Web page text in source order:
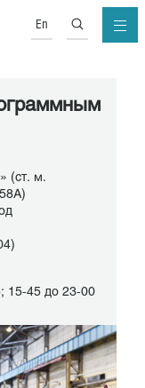
En
(ст. м.
15-45 до 23-00